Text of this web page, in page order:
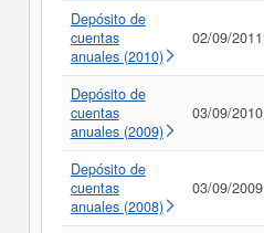
Depósito de
cuentas
anuales (2010)
02/09/2011
Depósito de
cuentas
anuales (2009)
03/09/2010
Depósito de
cuentas
anuales (2008)
03/09/2009